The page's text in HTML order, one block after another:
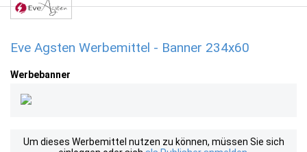
Eve Agsten Werbemittel - Banner 234x60
Werbebanner
Um dieses Werbemittel nutzen zu können, müssen Sie sich